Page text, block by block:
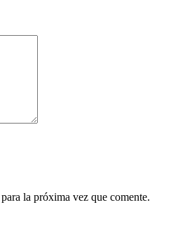
la próxima vez que comente.